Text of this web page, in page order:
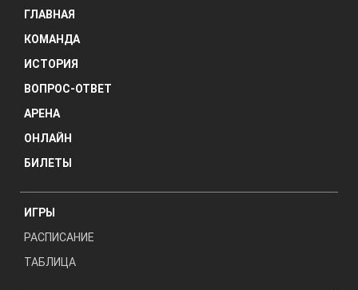
ГЛАВНАЯ
КОМАНДА
ИСТОРИЯ
ВОПРОС-ОТВЕТ
АРЕНА
ОНЛАЙН
БИЛЕТЫ
ИГРЫ
РАСПИСАНИЕ
ТАБЛИЦА